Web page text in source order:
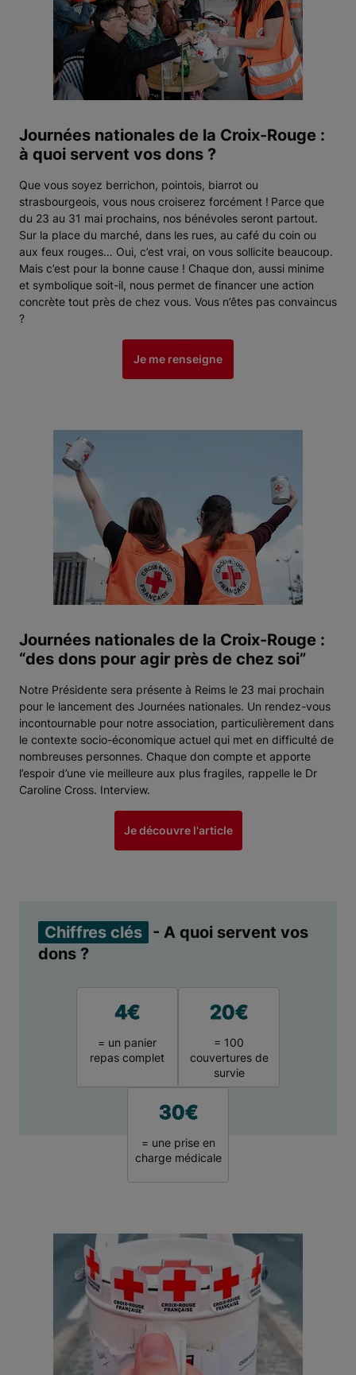
Journées nationales de la Croix-Rouge :
à quoi servent vos dons ?
Que vous soyez berrichon, pointois, biarrot ou
strasbourgeois, vous nous croiserez forcément ! Parce que
du 23 au 31 mai prochains, nos bénévoles seront partout.
Sur la place du marché, dans les rues, au café du coin ou
aux feux rouges… Oui, c’est vrai, on vous sollicite beaucoup.
Mais c’est pour la bonne cause ! Chaque don, aussi minime
et symbolique soit-il, nous permet de financer une action
concrète tout près de chez vous. Vous n’êtes pas convaincus
?
Je me renseigne
Journées nationales de la Croix-Rouge :
“des dons pour agir près de chez soi”
Notre Présidente sera présente à Reims le 23 mai prochain
pour le lancement des Journées nationales. Un rendez-vous
incontournable pour notre association, particulièrement dans
le contexte socio-économique actuel qui met en difficulté de
nombreuses personnes. Chaque don compte et apporte
l’espoir d’une vie meilleure aux plus fragiles, rappelle le Dr
Caroline Cross. Interview.
Je découvre l'article
Chiffres clés - A quoi servent vos
dons ?
4€
= un panier
repas complet
20€
= 100
couvertures de
survie
30€
= une prise en
charge médicale